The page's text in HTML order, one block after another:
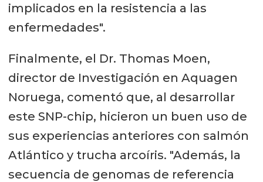
implicados en la resistencia a las
enfermedades".
Finalmente, el Dr. Thomas Moen,
director de Investigación en Aquagen
Noruega, comentó que, al desarrollar
este SNP-chip, hicieron un buen uso de
sus experiencias anteriores con salmón
Atlántico y trucha arcoíris. "Además, la
secuencia de genomas de referencia